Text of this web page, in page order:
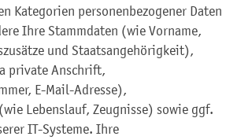
Kategorien personenbezogener Daten
Ihre Stammdaten (wie Vorname,
und Staatsangehörigkeit),
private Anschrift,
E-Mail-Adresse),
Lebenslauf, Zeugnisse) sowie ggf.
IT-Systeme. Ihre